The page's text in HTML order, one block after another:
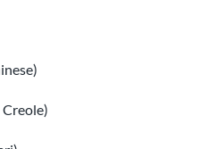
phối lại tài liệu của
web của chúng tôi khi sử dụng nội